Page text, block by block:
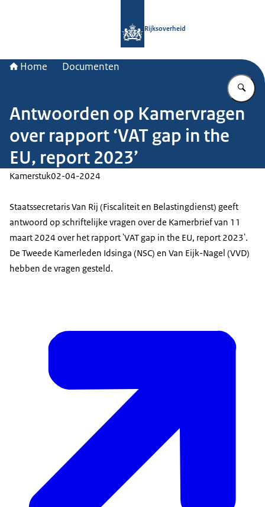
Rijksoverheid
Home Documenten
Antwoorden op Kamervragen
over rapport ‘VAT gap in the
EU, report 2023’
Kamerstuk02-04-2024
Staatssecretaris Van Rij (Fiscaliteit en Belastingdienst) geeft
antwoord op schriftelijke vragen over de Kamerbrief van 11
maart 2024 over het rapport 'VAT gap in the EU, report 2023'.
De Tweede Kamerleden Idsinga (NSC) en Van Eijk-Nagel (VVD)
hebben de vragen gesteld.